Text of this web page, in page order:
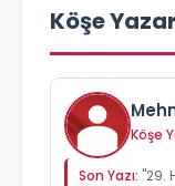
Köşe
Köşe
Son Yazı: "29.